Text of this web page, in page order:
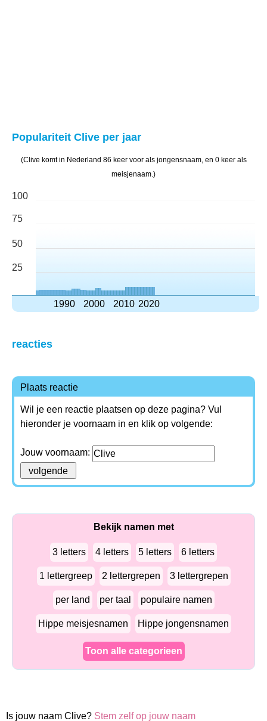
Populariteit Clive per jaar
(Clive komt in Nederland 86 keer voor als jongensnaam, en 0 keer als
meisjenaam.)
100
75
50
25
1990 2000 2010 2020
reacties
Plaats reactie
Wil je een reactie plaatsen op deze pagina? Vul
hieronder je voornaam in en klik op volgende:
Jouw voornaam:
Bekijk namen met
3 letters 4 letters 5 letters 6 letters
1 lettergreep 2 lettergrepen 3 lettergrepen
per land per taal populaire namen
Hippe meisjesnamen Hippe jongensnamen
Toon alle categorieen
Is jouw naam Clive? Stem zelf op jouw naam